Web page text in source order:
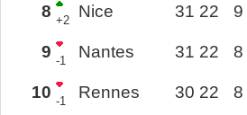
8 +2 Nice 31 22 9
9 -1 Nantes 31 22 8
10 -1 Rennes 30 22 8